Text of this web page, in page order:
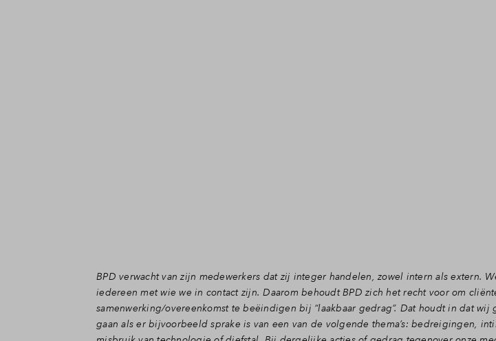
BPD verwacht van zijn medewerkers dat zij integer handelen, zowel intern als extern.
iedereen met wie we in contact zijn. Daarom behoudt BPD zich het recht voor om
samenwerking/overeenkomst te beëindigen bij “laakbaar gedrag”. Dat houdt in dat wij
gaan als er bijvoorbeeld sprake is van een van de volgende thema’s: bedreigingen,